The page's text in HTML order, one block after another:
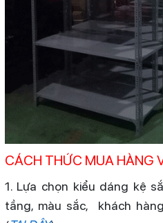
CÁCH THỨC MUA HÀNG
1. Lựa chọn kiểu dáng kệ
tầng, màu sắc, khách